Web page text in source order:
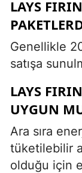
LAYS
Genellikle
satışa
LAYS
UYGUN
Ara sıra
tüketilebilir
olduğu için